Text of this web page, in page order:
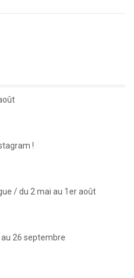
!
/ du 2 mai au 1er août
26 septembre